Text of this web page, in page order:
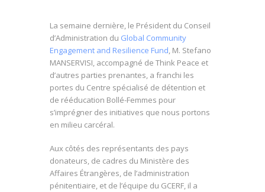
La semaine dernière, le Président du Conseil
d’Administration du Global Community
Engagement and Resilience Fund , M. Stefano
MANSERVISI, accompagné de Think Peace et
d’autres parties prenantes, a franchi les
portes du Centre spécialisé de détention et
de rééducation Bollé-Femmes pour
s’imprégner des initiatives que nous portons
en milieu carcéral.
Aux côtés des représentants des pays
donateurs, de cadres du Ministère des
Affaires Étrangères, de l’administration
pénitentiaire, et de l’équipe du GCERF, il a